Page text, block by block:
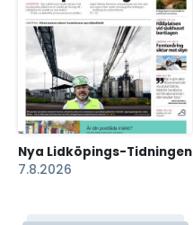
Nya Lidköpings-Tidningen
7.8.2026